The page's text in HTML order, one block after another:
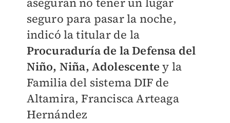
seguro para pasar la noche,
indicó la titular de la
Procuraduría de la Defensa del
Niño, Niña, Adolescente y la
Familia del sistema DIF de
Altamira, Francisca Arteaga
Hernández